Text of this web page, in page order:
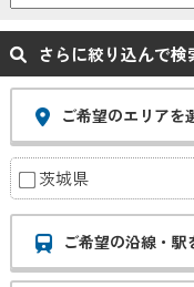
さらに絞り込んで検
ご希望のエリアを
茨城県
ご希望の沿線・